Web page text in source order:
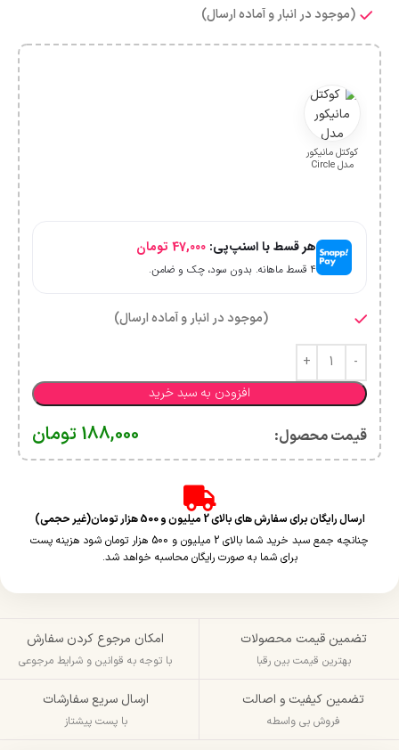
(موجود در انبار و آماده ارسال)
کوکتل مانیکور
مدل Circle
هر قسط با اسنپ‌پی: 47,000 تومان
۴ قسط ماهانه. بدون سود، چک و ضامن.
(موجود در انبار و آماده ارسال)
افزودن به سبد خرید
قیمت محصول:​ 188,000 تومان
ارسال رایگان برای سفارش های بالای 2 میلیون و 500 هزار تومان(غیر حجمی)
چنانچه جمع سبد خرید شما بالای 2 میلیون و 500 هزار تومان شود هزینه پست
برای شما به صورت رایگان محاسبه خواهد شد.
تضمین قیمت محصولات
بهترین قیمت بین رقبا
امکان مرجوع کردن سفارش
با توجه به قوانین و شرایط مرجوعی
تضمین کیفیت و اصالت
فروش بی واسطه
ارسال سریع سفارشات
با پست پیشتاز